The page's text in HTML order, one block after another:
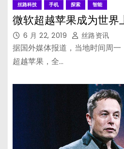
丝路科技 手机 探索 智能
微软超越苹果成为世界
6 月 22, 2019 丝路资讯
据国外媒体报道，当地时间周
超越苹果，全…